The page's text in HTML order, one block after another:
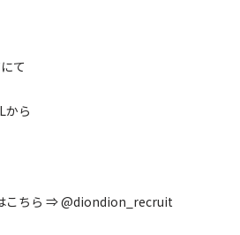
て
から
こちら ⇒ @diondion_recruit